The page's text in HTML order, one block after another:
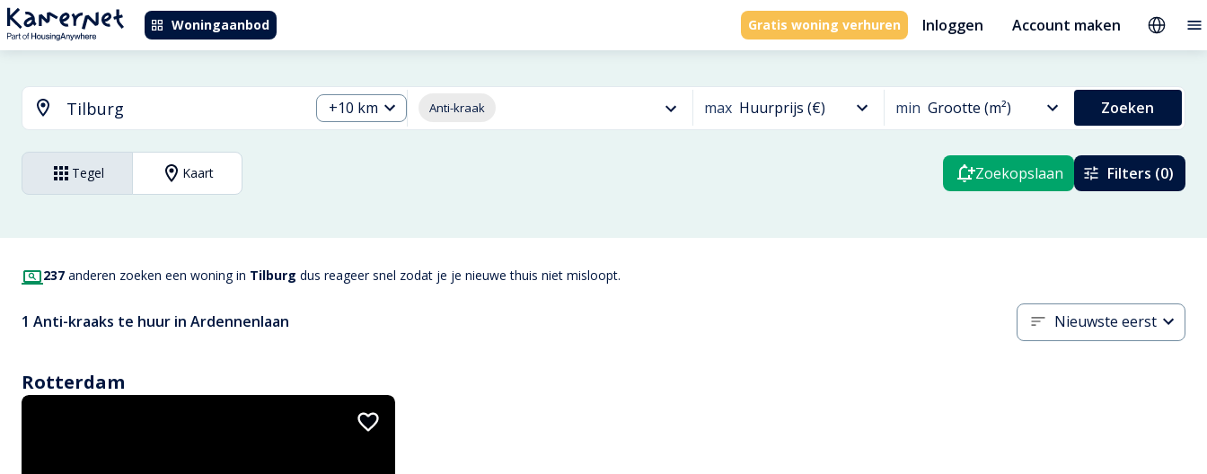
Woningaanbod Gratis woning verhuren Inloggen Account maken
+10 km Anti-kraak max Huurprijs (€) min Grootte (m²) Zoeken
Tegel Kaart Zoekopslaan Filters (0)
237 anderen zoeken een woning in Tilburg dus reageer snel zodat je je nieuwe thuis niet misloopt.
1 Anti-kraaks te huur in Ardennenlaan Nieuwste eerst
Rotterdam